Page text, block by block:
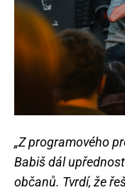
„Z programového
Babiš dál
občanů. Tvrdí, že